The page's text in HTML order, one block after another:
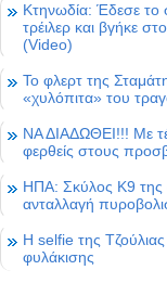
Κτηνωδία: Έδεσε το
τρέιλερ και βγήκε
(Video)
Το φλερτ της
«χυλόπιτα» του
ΝΑ ΔΙΑΔΩΘΕΙ!!! Με
φερθείς στους
ΗΠΑ: Σκύλος Κ9 της
ανταλλαγή
Η selfie της
φυλάκισης